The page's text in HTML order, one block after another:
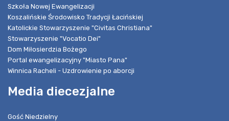
Szkoła Nowej Ewangelizacji
Koszalińskie Środowisko Tradycji Łacińskiej
Katolickie Stowarzyszenie "Civitas Christiana"
Stowarzyszenie "Vocatio Dei"
Dom Miłosierdzia Bożego
Portal ewangelizacyjny "Miasto Pana"
Winnica Racheli - Uzdrowienie po aborcji
Media diecezjalne
Gość Niedzielny